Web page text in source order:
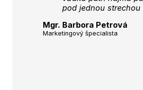
pod jednou
Mgr. Barbora Petrová
Marketingový špecialista